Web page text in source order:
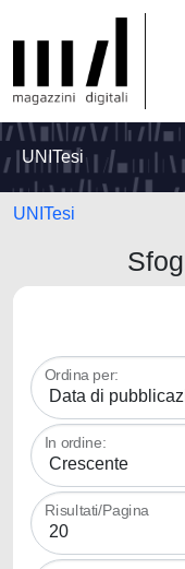
UNITesi
UNITesi
Ordina per:
In ordine:
Risultati/Pagina